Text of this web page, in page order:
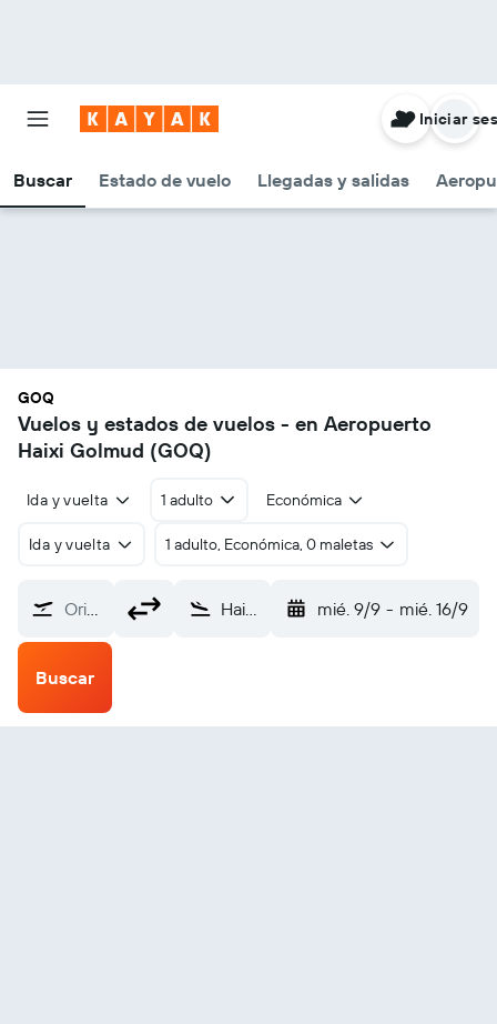
Buscar Estado de vuelo Llegadas y salidas
Iniciar
GOQ
Vuelos y estados de vuelos - en Aeropuerto
Haixi Golmud (GOQ)
Ida y vuelta 1 adulto Económica
Ida y vuelta 1 adulto, Económica, 0 maletas
Origen Haixi Golmud (GOQ) mié. 9/9 - mié. 16/9
Buscar